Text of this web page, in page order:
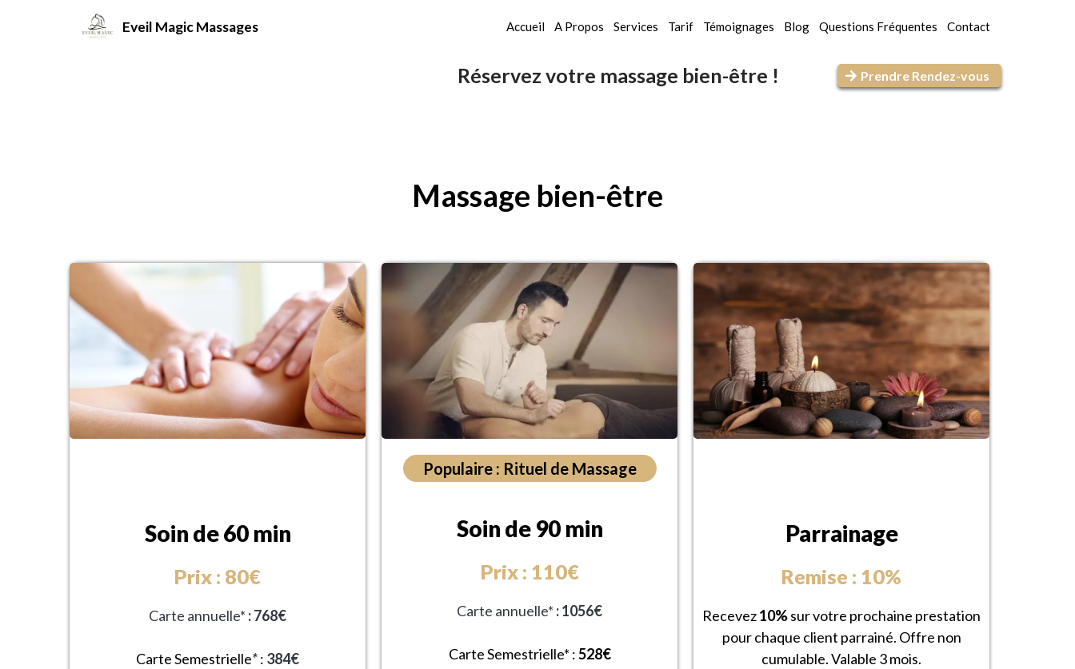
Eveil Magic Massages Accueil A Propos Services Tarif Témoignages Blog Questions Fréquentes Contact
Réservez votre massage bien-être ! Prendre Rendez-vous
Massage bien-être
Soin de 60 min
Prix : 80€
Carte annuelle* : 768€
Carte Semestrielle*: 384€
Populaire : Rituel de Massage
Soin de 90 min
Prix : 110€
Carte annuelle* : 1056€
Carte Semestrielle* :528€
Parrainage
Remise : 10%
Recevez10%sur votre prochaine prestation
pour chaque client parrainé. Offre non
cumulable. Valable 3 mois.